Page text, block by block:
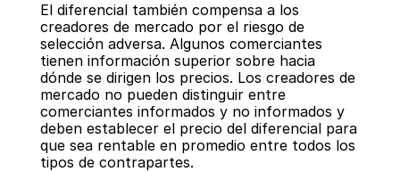
El diferencial también compensa a los
creadores de mercado por el riesgo de
selección adversa. Algunos comerciantes
tienen información superior sobre hacia
dónde se dirigen los precios. Los creadores de
mercado no pueden distinguir entre
comerciantes informados y no informados y
deben establecer el precio del diferencial para
que sea rentable en promedio entre todos los
tipos de contrapartes.